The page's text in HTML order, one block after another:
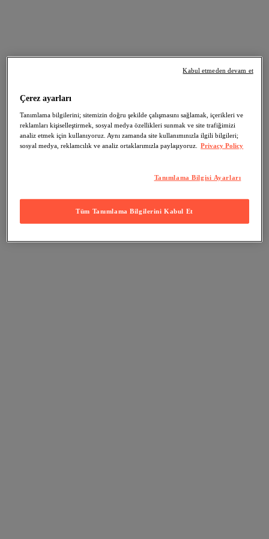
Çerez ayarları
Tanımlama bilgilerini; sitemizin doğru şekilde çalışmasını sağlamak, içerikleri ve
reklamları kişiselleştirmek, sosyal medya özellikleri sunmak ve site trafiğimizi
analiz etmek için kullanıyoruz. Aynı zamanda site kullanımınızla ilgili bilgileri;
sosyal medya, reklamcılık ve analiz ortaklarımızla paylaşıyoruz.
Privacy Policy
Tanımlama Bilgisi Ayarları
Tüm Tanımlama Bilgilerini Kabul Et
Kabul etmeden devam et